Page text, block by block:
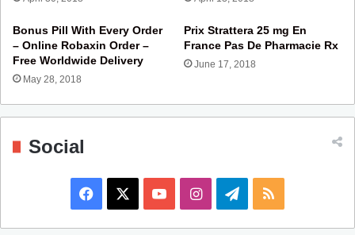
Bonus Pill With Every Order
– Online Robaxin Order –
Free Worldwide Delivery
May 28, 2018
Prix Strattera 25 mg En
France Pas De Pharmacie Rx
June 17, 2018
Social
a
o
I
n
e
S